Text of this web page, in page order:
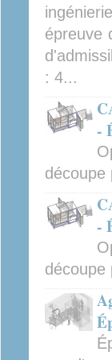
épreuve
: 4...
-
découpe
-
découpe